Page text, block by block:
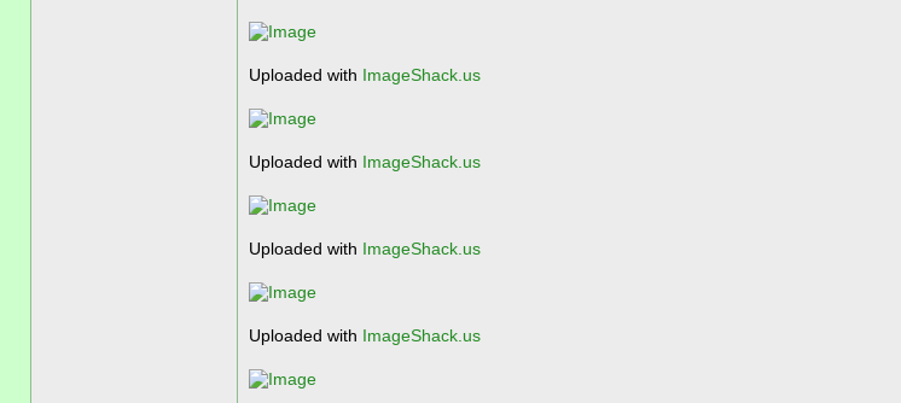
Uploaded with ImageShack.us
Uploaded with ImageShack.us
Uploaded with ImageShack.us
Uploaded with ImageShack.us